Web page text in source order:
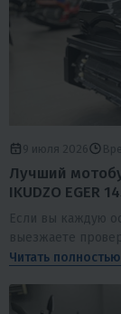
9 июля 2026
Лучший
IKUDZO EGER
Если вы каждую
выезжаете
Читать полностью